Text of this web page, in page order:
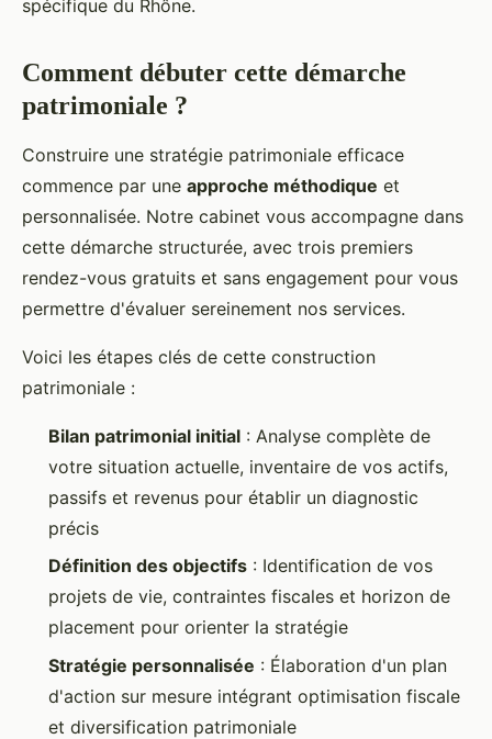
spécifique du Rhône.
Comment débuter cette démarche
patrimoniale ?
Construire une stratégie patrimoniale efficace
commence par une approche méthodique et
personnalisée. Notre cabinet vous accompagne dans
cette démarche structurée, avec trois premiers
rendez-vous gratuits et sans engagement pour vous
permettre d'évaluer sereinement nos services.
Voici les étapes clés de cette construction
patrimoniale :
Bilan patrimonial initial : Analyse complète de
votre situation actuelle, inventaire de vos actifs,
passifs et revenus pour établir un diagnostic
précis
Définition des objectifs : Identification de vos
projets de vie, contraintes fiscales et horizon de
placement pour orienter la stratégie
Stratégie personnalisée : Élaboration d'un plan
d'action sur mesure intégrant optimisation fiscale
et diversification patrimoniale